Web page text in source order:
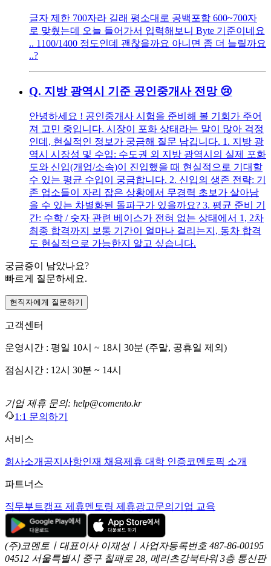
글자 제한 700자라 길래 평소대로 공백포함 600~700자
로 맞췄는데 오늘 들어가서 입력해보니 Byte 기준이네요
.. 1100/1400 정도인데 괜찮을까요 아니면 좀 더 늘릴까요
..?
Q. 지방 광역시 기준 공인중개사 전망 😢
안녕하세요 ! 공인중개사 시험을 준비해 볼 기회가 주어
져 고민 중입니다. 시장이 포화 상태라는 말이 많아 걱정
인데, 현실적인 정보가 궁금해 질문 남깁니다. 1. 지방 광
역시 시장성 및 수입: 수도권 외 지방 광역시의 실제 포화
도와 신입(개업/소속)이 진입했을 때 현실적으로 기대할
수 있는 평균 수입이 궁금합니다. 2. 신입의 생존 전략: 기
존 업소들이 자리 잡은 상황에서 무경력 초보가 살아남
을 수 있는 차별화된 돌파구가 있을까요? 3. 평균 준비 기
간: 수학 / 숫자 관련 베이스가 전혀 없는 상태에서 1, 2차
최종 합격까지 보통 기간이 얼마나 걸리는지, 동차 합격
도 현실적으로 가능한지 알고 싶습니다.
궁금증이 남았나요?
빠르게 질문하세요.
현직자에게 질문하기
고객센터
운영시간 : 평일 10시 ~ 18시 30분 (주말, 공휴일 제외)
점심시간 : 12시 30분 ~ 14시
기업 제휴 문의: help@comento.kr
1:1 문의하기
서비스
회사소개 공지사항인재 채용제휴 대학 인증코멘토픽 소개
파트너스
직무부트캠프 제휴멘토링 제휴광고문의 기업 교육
(주)코멘토ㅣ대표이사 이재성ㅣ사업자등록번호 487-86-00195
04512 서울특별시 중구 칠패로 28, 메리츠강북타워 3층 통신판